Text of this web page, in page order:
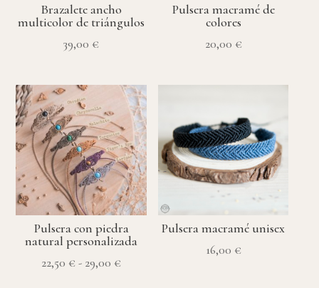
Brazalete ancho
multicolor de triángulos
39,00 €
Pulsera macramé de
colores
20,00 €
Pulsera con piedra
natural personalizada
22,50 € - 29,00 €
Pulsera macramé unisex
16,00 €